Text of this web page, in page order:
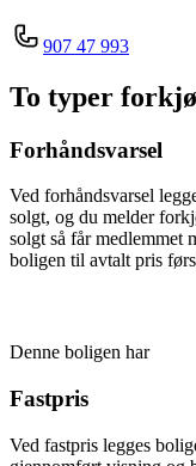
907 47 993
To typer
Forhåndsvarsel
Ved forhåndsvarsel
solgt, og du melder
solgt så får medlemmet
boligen til avtalt pris
Denne boligen har
Fastpris
Ved fastpris legges